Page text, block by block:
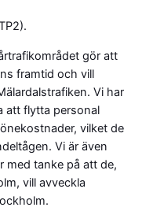
gör att
framtid och vill
Vi har
att flytta personal
vilket de
Vi är även
med tanke på att de,
vill avveckla